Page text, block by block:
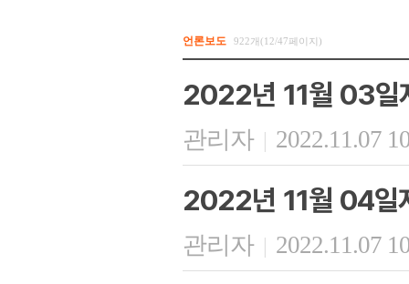
언론보도 922개(12/47페이지)
2022년 11월 03일
관리자 | 2022.11.07
2022년 11월 04일
관리자 | 2022.11.07